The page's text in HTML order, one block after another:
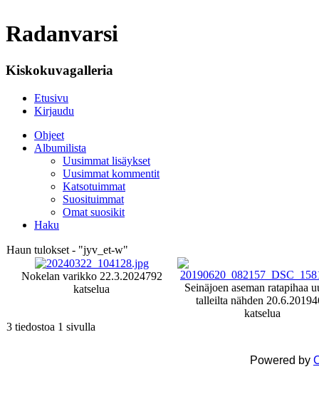
Radanvarsi
Kiskokuvagalleria
Etusivu
Kirjaudu
Ohjeet
Albumilista
Uusimmat lisäykset
Uusimmat kommentit
Katsotuimmat
Suosituimmat
Omat suosikit
Haku
Haun tulokset - "jyv_et-w"
Nokelan varikko 22.3.2024792
katselua
Seinäjoen aseman ratapihaa
talleilta nähden 20.6.2019
katselua
3 tiedostoa 1 sivulla
Powered by